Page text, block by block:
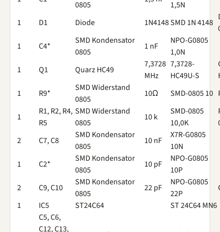
0805
1,5N
1
D1 Diode 1N4148SMD 1N 4148
1
C4*
SMD Kondensator
0805
1 nF
NPO-G0805
1,0N
1
Q1 Quarz HC49
7,3728
MHz
7,3728-
HC49U-S
1
R9*
SMD Widerstand
0805
10Ω SMD-0805 10
1
R1, R2, R4,
R5
SMD Widerstand
0805
10 k
SMD-0805
10,0K
2
C7, C8
SMD Kondensator
0805
10 nF
X7R-G0805
10N
1
C2*
SMD Kondensator
0805
10 pF
NPO-G0805
10P
2
C9, C10
SMD Kondensator
0805
22 pF
NPO-G0805
22P
1
IC5 ST24C64 ST 24C64 MN6
C5, C6,
C12, C13,